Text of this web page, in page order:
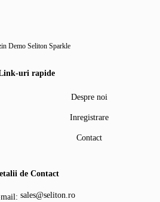
Demo Seliton Sparkle
uri rapide
Despre noi
Inregistrare
Contact
de Contact
sales@seliton.ro